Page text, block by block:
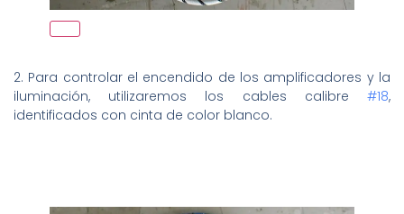
2. Para controlar el encendido de los amplificadores y la
iluminación, utilizaremos los cables calibre #18,
identificados con cinta de color blanco.